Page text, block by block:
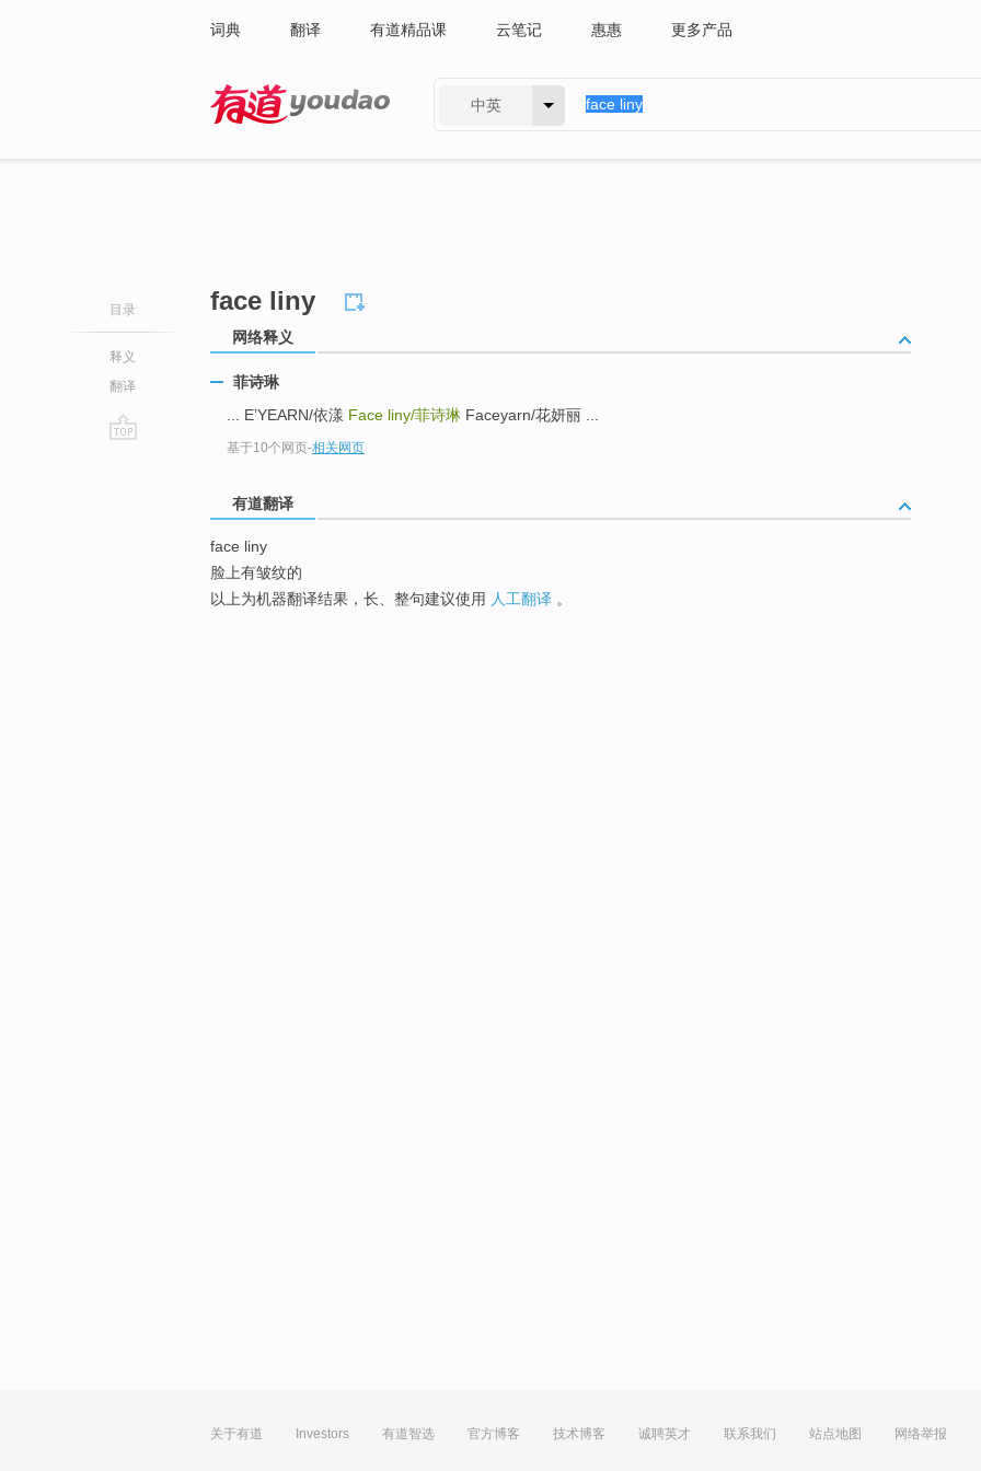
词典 翻译 有道精品课 云笔记 惠惠 更多产品
中英
目录
释义
翻译
face liny
网络释义
菲诗琳
... E’YEARN/依漾 Face liny/菲诗琳 Faceyarn/花妍丽 ...
基于10个网页-相关网页
有道翻译
face liny
脸上有皱纹的
以上为机器翻译结果，长、整句建议使用 人工翻译 。
关于有道 Investors 有道智选 官方博客 技术博客 诚聘英才 联系我们 站点地图 网络举报